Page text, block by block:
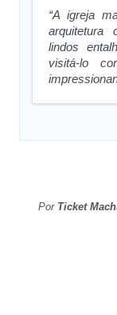
“A igreja
arquitetura
lindos
visitá-lo
Por Ticket